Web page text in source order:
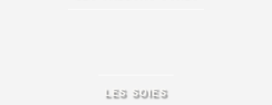
LES SOIES